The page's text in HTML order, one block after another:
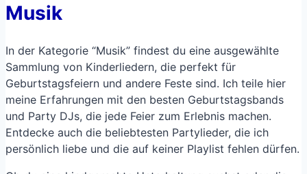
Musik
In der Kategorie “Musik” findest du eine ausgewählte
Sammlung von Kinderliedern, die perfekt für
Geburtstagsfeiern und andere Feste sind. Ich teile hier
meine Erfahrungen mit den besten Geburtstagsbands
und Party DJs, die jede Feier zum Erlebnis machen.
Entdecke auch die beliebtesten Partylieder, die ich
persönlich liebe und die auf keiner Playlist fehlen dürfen.